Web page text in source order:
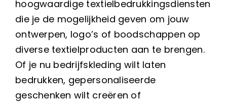
hoogwaardige textielbedrukkingsdiensten
die je de mogelijkheid geven om jouw
ontwerpen, logo’s of boodschappen op
diverse textielproducten aan te brengen.
Of je nu bedrijfskleding wilt laten
bedrukken, gepersonaliseerde
geschenken wilt creëren of